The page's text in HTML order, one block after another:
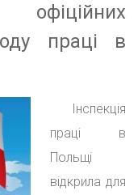
праці в
Інспекція
праці в
Польщі
відкрила для